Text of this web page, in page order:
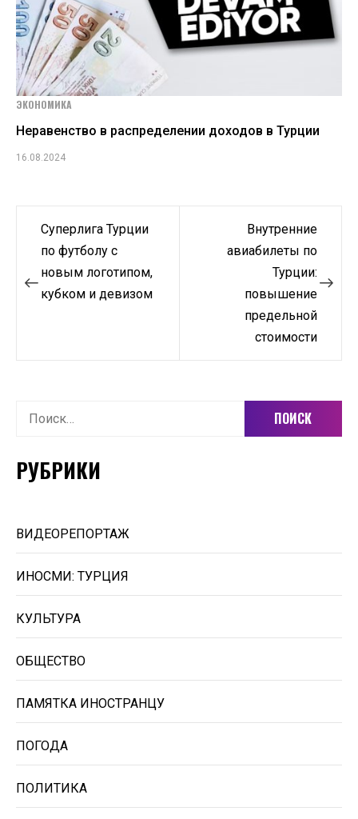
ЭКОНОМИКА
Неравенство в распределении доходов в Турции
16.08.2024
Навигация
записям
Суперлига Турции
по футболу с
новым логотипом,
кубком и девизом
Внутренние
авиабилеты по
Турции:
повышение
предельной
стоимости
Найти:
РУБРИКИ
ВИДЕОРЕПОРТАЖ
ИНОСМИ: ТУРЦИЯ
КУЛЬТУРА
ОБЩЕСТВО
ПАМЯТКА ИНОСТРАНЦУ
ПОГОДА
ПОЛИТИКА